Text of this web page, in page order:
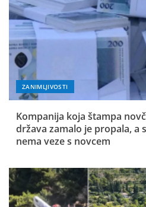
ZANIMLJIVOSTI
Kompanija koja štampa
država zamalo je propala, a
nema veze s novcem